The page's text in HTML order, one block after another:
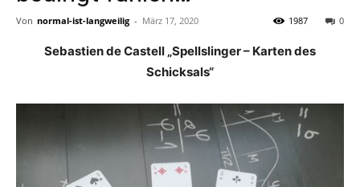
Von normal-ist-langweilig - März 17, 2020 0
1987
Sebastien de Castell „Spellslinger – Karten des
Schicksals“